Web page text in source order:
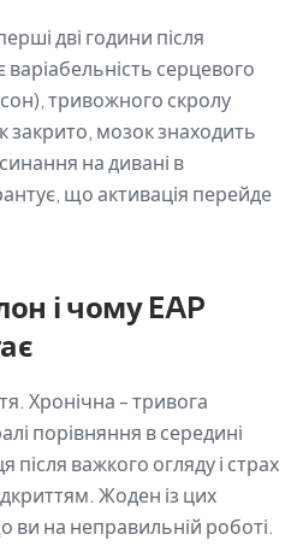
дві години після
варіабельність серцевого
тривожного скролу
мозок знаходить
на дивані в
що активація перейде
і чому EAP
Хронічна - тривога
порівняння в середині
після важкого огляду і страх
Жоден із цих
ви на неправильній роботі.